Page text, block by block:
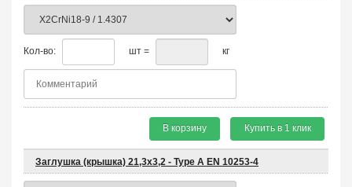
Кол-во: шт = кг
В корзину Купить в 1 клик
Заглушка (крышка) 21,3х3,2 - Type A EN 10253-4